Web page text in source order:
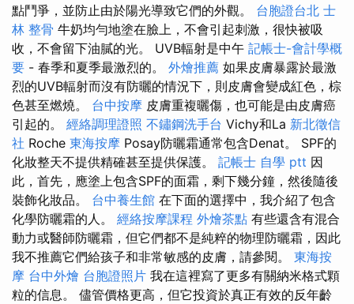
點鬥爭，並防止由於陽光導致它們的外觀。 台胞證台北 士
林 整骨 牛奶均勻地塗在臉上，不會引起刺激，很快被吸
收，不會留下油膩的光。 UVB輻射是中午 記帳士-會計學概
要 - 春季和夏季最激烈的。 外燴推薦 如果皮膚暴露於最激
烈的UVB輻射而沒有防曬的情況下，則皮膚會變成紅色，棕
色甚至燃燒。 台中按摩 皮膚重複曬傷，也可能是由皮膚癌
引起的。 經絡調理證照 不鏽鋼洗手台 Vichy和La 新北徵信
社 Roche 東海按摩 Posay防曬霜通常包含Denat。 SPF的
化妝整天不提供精確甚至提供保護。 記帳士 自學 ptt 因
此，首先，應塗上包含SPF的面霜，剩下幾分鐘，然後隨後
裝飾化妝品。 台中養生館 在下面的選擇中，我介紹了包含
化學防曬霜的人。 經絡按摩課程 外燴茶點 有些還含有混合
動力或醫師防曬霜，但它們都不是純粹的物理防曬霜，因此
我不推薦它們給孩子和非常敏感的皮膚，請參閱。 東海按
摩 台中外燴 台胞證照片 我在這裡寫了更多有關納米格式顆
粒的信息。 儘管價格更高，但它投資於真正有效的反年齡